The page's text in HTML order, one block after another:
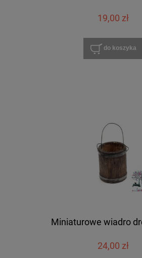
19,00 zł
do koszyka
Miniaturowe wiadro
24,00 zł